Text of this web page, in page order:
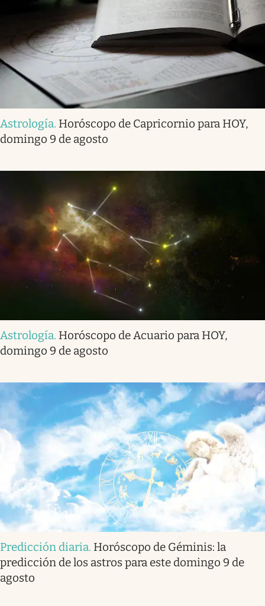
Astrología. Horóscopo de Capricornio para HOY,
domingo 9 de agosto
Astrología. Horóscopo de Acuario para HOY,
domingo 9 de agosto
Predicción diaria. Horóscopo de Géminis: la
predicción de los astros para este domingo 9 de
agosto